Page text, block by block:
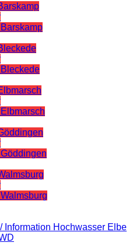
Information Hochwasser Elbe